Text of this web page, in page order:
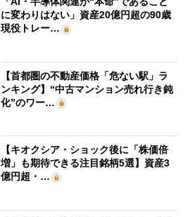
に変わりはない」資産20億円超の90歳
現役トレー…
【首都圏の不動産価格「危ない駅」ラ
ンキング】“中古マンション売れ行き鈍
化”のワー…
【キオクシア・ショック後に「株価倍
増」も期待できる注目銘柄5選】資産3
億円超・…